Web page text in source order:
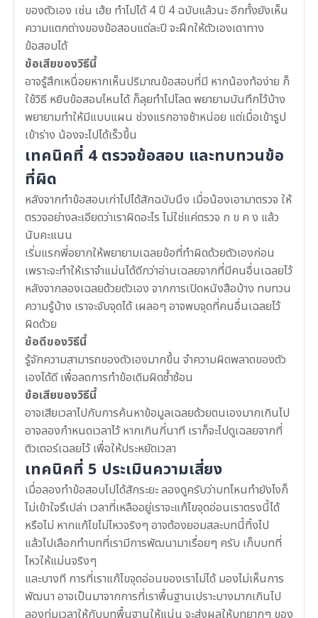
ของตัวเอง เช่น เฮ้ย ทำไปได้ 4 ปี 4 ฉบับแล้วนะ อีกทั้งยังเห็น
ความแตกต่างของข้อสอบแต่ละปี จะฝึกให้ตัวเองเดาทาง
ข้อสอบได้
ข้อเสียของวิธีนี้
อาจรู้สึกเหนื่อยหากเห็นปริมาณข้อสอบที่มี หากน้องท้อง่าย ก็
ใช้วิธี หยิบข้อสอบไหนได้ ก็ลุยทำไปโลด พยายามบันทึกไว้บ้าง
พยายามทำให้มีแบบแผน ช่วงแรกอาจช้าหน่อย แต่เมื่อเข้ารูป
เข้าร่าง น้องจะไปได้เร็วขึ้น
เทคนิคที่ 4 ตรวจข้อสอบ และทบทวนข้อ
ที่ผิด
หลังจากทำข้อสอบเก่าไปได้สักฉบับนึง เมื่อน้องเอามาตรวจ ให้
ตรวจอย่างละเอียดว่าเราผิดอะไร ไม่ใช่แค่ตรวจ ก ข ค ง แล้ว
นับคะแนน
เริ่มแรกพี่อยากให้พยายามเฉลยข้อที่ทำผิดด้วยตัวเองก่อน
เพราะจะทำให้เราจำแม่นได้ดีกว่าอ่านเฉลยจากที่มีคนอื่นเฉลยไว้
หลังจากลองเฉลยด้วยตัวเอง จากการเปิดหนังสือบ้าง ทบทวน
ความรู้บ้าง เราจะจับจุดได้ เผลอๆ อาจพบจุดที่คนอื่นเฉลยไว้
ผิดด้วย
ข้อดีของวิธีนี้
รู้จักความสามารถของตัวเองมากขึ้น จำความผิดพลาดของตัว
เองได้ดี เพื่อลดการทำข้อเดิมผิดซ้ำซ้อน
ข้อเสียของวิธีนี้
อาจเสียเวลาไปกับการค้นหาข้อมูลเฉลยด้วยตนเองมากเกินไป
อาจลองกำหนดเวลาไว้ หากเกินกี่นาที เราก็จะไปดูเฉลยจากที่
ติวเตอร์เฉลยไว้ เพื่อให้ประหยัดเวลา
เทคนิคที่ 5 ประเมินความเสี่ยง
เมื่อลองทำข้อสอบไปได้สักระยะ ลองดูครับว่าบทไหนทำยังไงก็
ไม่เข้าใจรึเปล่า เวลาที่เหลืออยู่เราจะแก้ไขจุดอ่อนเราตรงนี้ได้
หรือไม่ หากแก้ไขไม่ไหวจริงๆ อาจต้องยอมสละบทนี้ทิ้งไป
แล้วไปเลือกทำบทที่เรามีการพัฒนามาเรื่อยๆ ครับ เก็บบทที่
ไหวให้แม่นจริงๆ
และบางที การที่เราแก้ไขจุดอ่อนของเราไม่ได้ มองไม่เห็นการ
พัฒนา อาจเป็นมาจากการที่เราพื้นฐานเปราะบางมากเกินไป
ลองทุ่มเวลาให้กับบทพื้นฐานให้แน่น จะส่งผลให้บทยากๆ ของ